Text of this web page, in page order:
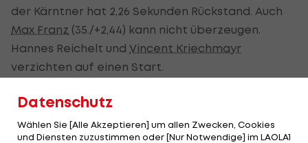
der Kärntner hat 2,26 Sekunden Rückstand. Auch
Max Franz (35./+2,44) kann nicht überzeugen.
Hannes Reichelt und Vincent Kriechmayr
verzichten auf einen Start.
Die Bestzeit gelingt Alexis Pinturault, der sich 9
(SUI/+0,13) durchsetzt.
Datenschutz
Wählen Sie [Alle Akzeptieren] um allen Zwecken, Cookies
und Diensten zuzustimmen oder [Nur Notwendige] im LAOLA1